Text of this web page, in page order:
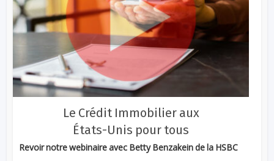
Le Crédit Immobilier aux
États-Unis pour tous
Revoir notre webinaire avec Betty Benzakein de la HSBC